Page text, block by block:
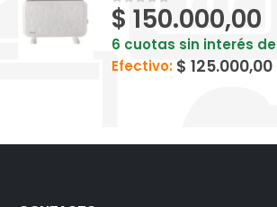
0out of 5
$ 150.000,00
6 cuotas sin interés de
Efectivo: $ 125.000,00